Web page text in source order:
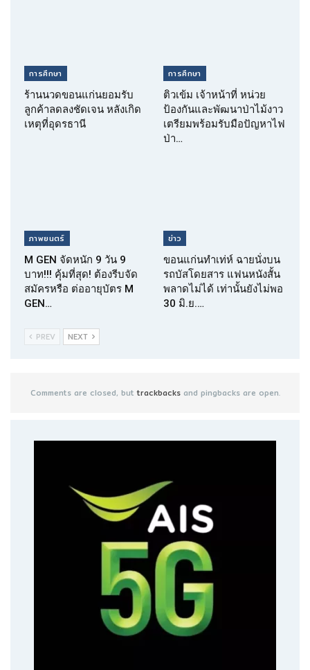
การศึกษา
ร้านนวดขอนแก่นยอมรับ
ลูกค้าลดลงชัดเจน หลังเกิด
เหตุที่อุดรธานี
การศึกษา
ติวเข้ม เจ้าหน้าที่ หน่วย
ป้องกันและพัฒนาป่าไม้งาว
เตรียมพร้อมรับมือปัญหาไฟ
ป่า…
ภาพยนตร์
M GEN จัดหนัก 9 วัน 9
บาท!!! คุ้มที่สุด! ต้องรีบจัด
สมัครหรือ ต่ออายุบัตร M
GEN…
ข่าว
ขอนแก่นทำเท่ห์ ฉายนั่งบน
รถบัสโดยสาร แฟนหนังสั้น
พลาดไม่ได้ เท่านั้นยังไม่พอ
30 มิ.ย.…
PREV NEXT
Comments are closed, buttrackbacksand pingbacks are open.